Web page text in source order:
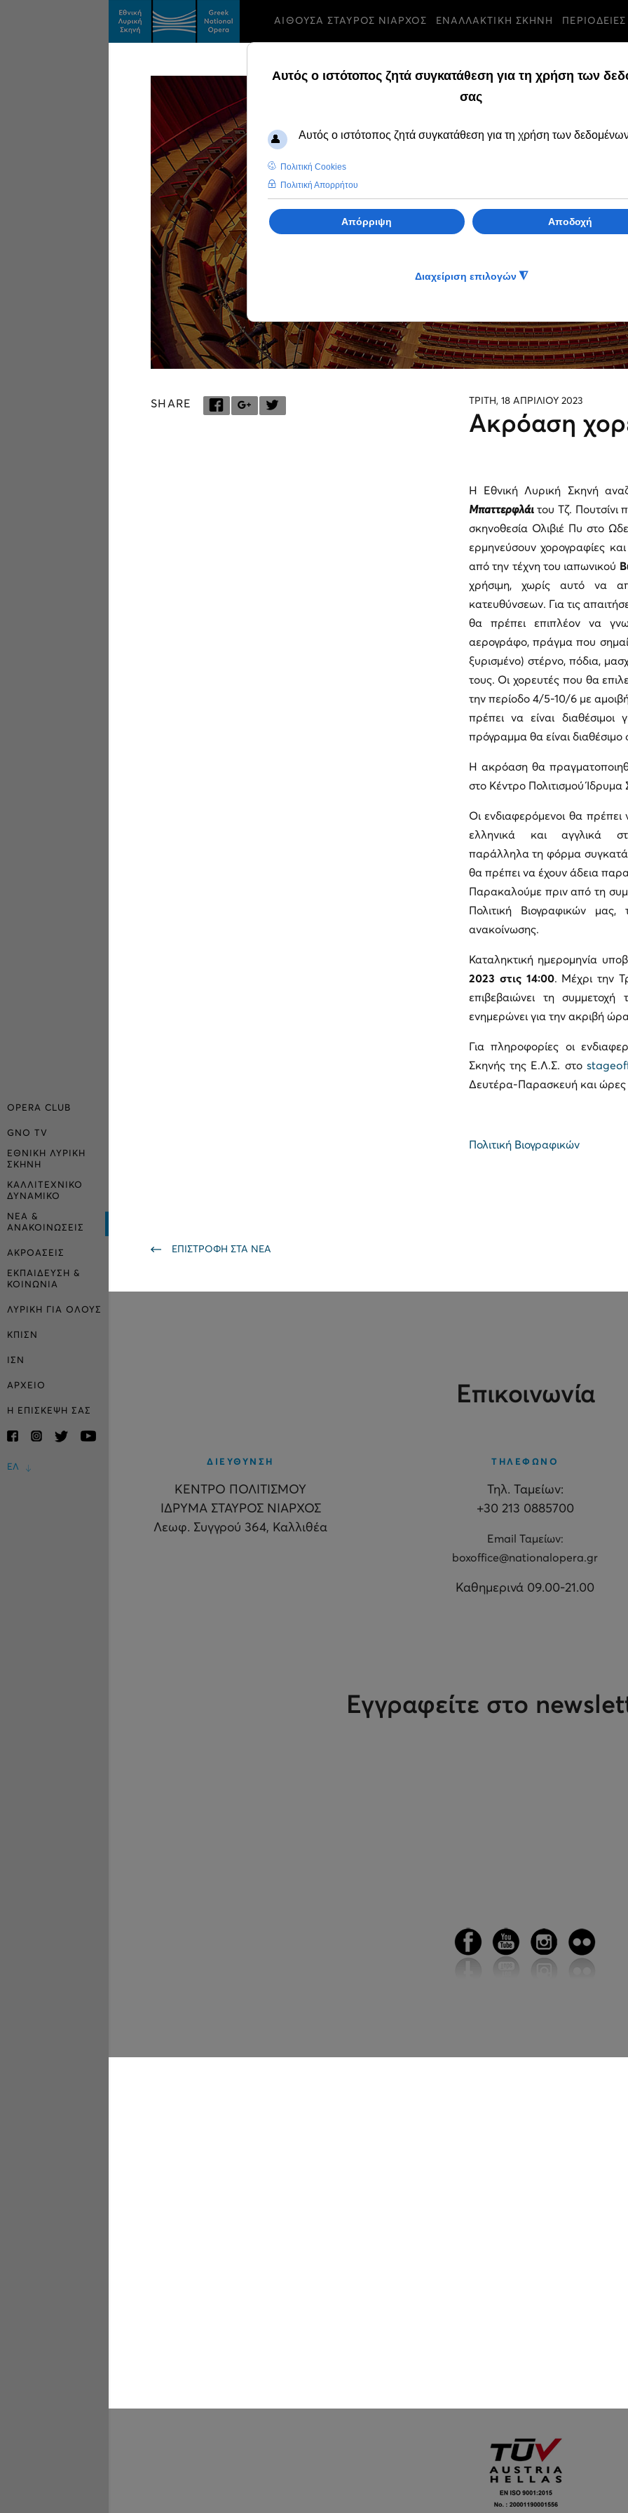
OPERA CLUB
GNO TV
ΕΘΝΙΚΗ ΛΥΡΙΚΗ
ΣΚΗΝΗ
ΚΑΛΛΙΤΕΧΝΙΚΟ
ΔΥΝΑΜΙΚΟ
ΝΕΑ &
ΑΝΑΚΟΙΝΩΣΕΙΣ
ΑΚΡΟΑΣΕΙΣ
ΕΚΠΑΙΔΕΥΣΗ &
ΚΟΙΝΩΝΙΑ
ΛΥΡΙΚΗ ΓΙΑ ΟΛΟΥΣ
ΚΠΙΣΝ
ΙΣΝ
ΑΡΧΕΙΟ
Η ΕΠΙΣΚΕΨΗ ΣΑΣ
ΕΛ
ΑΙΘΟΥΣΑ ΣΤΑΥΡΟΣ ΝΙΑΡΧΟΣ ΕΝΑΛΛΑΚΤΙΚΗ ΣΚΗΝΗ ΠΕΡΙΟΔΕΙΕΣ
SHARE ΤΡΙΤΗ, 18 ΑΠΡΙΛΙΟΥ 2023
Ακρόαση
Η Εθνική Λυρική Σκηνή
Μπaττερφλάιτου Τζ. Πουτσίνι
σκηνοθεσία Ολιβιέ Πυ στο
ερμηνεύσουν χορογραφίες
από την τέχνη του ιαπωνικού
χρήσιμη, χωρίς αυτό να
κατευθύνσεων. Για τις
θα πρέπει επιπλέον να
αερογράφο, πράγμα που
ξυρισμένο) στέρνο, πόδια,
τους. Οι χορευτές που θα
την περίοδο 4/5-10/6 με
πρέπει να είναι
πρόγραμμα θα είναι διαθέσιμο
Η ακρόαση θα
στο Κέντρο Πολιτισμού
Οι ενδιαφερόμενοι θα πρέπει
ελληνικά και αγγλικά
παράλληλα τη φόρμα
θα πρέπει να έχουν άδεια
Παρακαλούμε πριν από τη
Πολιτική Βιογραφικών
ανακοίνωσης.
Καταληκτική ημερομηνία
2023 στις 14:00. Μέχρι την
επιβεβαιώνει τη
ενημερώνει για την ακριβή
Για πληροφορίες οι
Σκηνής της Ε.Λ.Σ. στο
Δευτέρα-Παρασκευή και ώρες
Πολιτική Βιογραφικών
ΕΠΙΣΤΡΟΦΗ ΣΤΑ ΝΕΑ
Επικοινωνία
ΔΙΕΥΘΥΝΣΗ
ΚΕΝΤΡΟ ΠΟΛΙΤΙΣΜΟΥ
ΙΔΡΥΜΑ ΣΤΑΥΡΟΣ ΝΙΑΡΧΟΣ
Λεωφ. Συγγρού 364, Καλλιθέα
ΤΗΛΕΦΩΝΟ
Τηλ. Ταμείων:
+30 213 0885700
Εmail Ταμείων:
boxoffice@nationalopera.gr
Καθημερινά 09.00-21.00
Εγγραφείτε στο